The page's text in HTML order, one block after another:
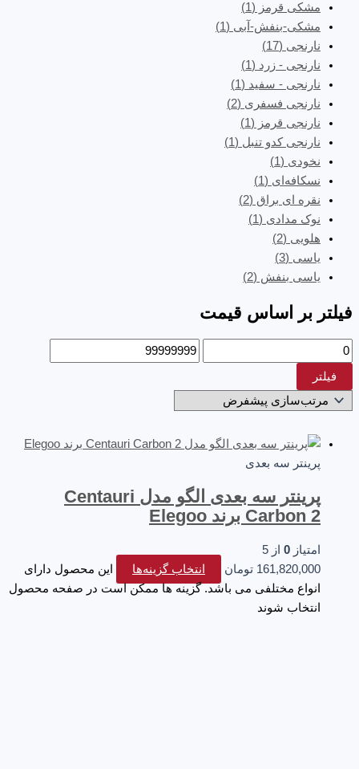
مشکی قرمز (1)
مشکی-بنفش-آبی (1)
نارنجی (17)
نارنجی - زرد (1)
نارنجی - سفید (1)
نارنجی فسفری (2)
نارنجی قرمز (1)
نارنجی کدو تنبل (1)
نخودی (1)
نسکافه‌ای (1)
نقره ای براق (2)
نوک مدادی (1)
هلویی (2)
یاسی (3)
یاسی بنفش (2)
فیلتر بر اساس قیمت
فیلتر
پرینتر سه‌ بعدی
پرینتر سه بعدی الگو مدل Centauri
Carbon 2 برند Elegoo
امتیاز 0 از 5
161,820,000 تومان انتخاب گزینه‌ها
این محصول دارای
انواع مختلفی می باشد. گزینه ها ممکن است در صفحه محصول
انتخاب شوند